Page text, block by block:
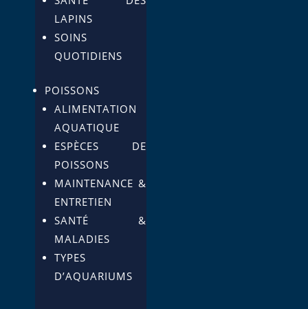
LAPINS
SOINS
QUOTIDIENS
POISSONS
ALIMENTATION
AQUATIQUE
ESPÈCES DE
POISSONS
MAINTENANCE &
ENTRETIEN
SANTÉ &
MALADIES
TYPES
D’AQUARIUMS